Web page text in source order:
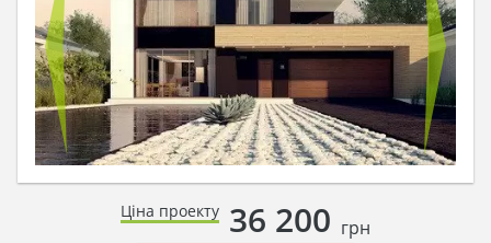
Ціна проекту 36 200 грн